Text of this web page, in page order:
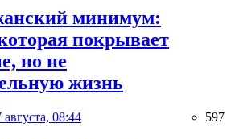
минимум:
покрывает
но не
жизнь
августа, 08:44 597